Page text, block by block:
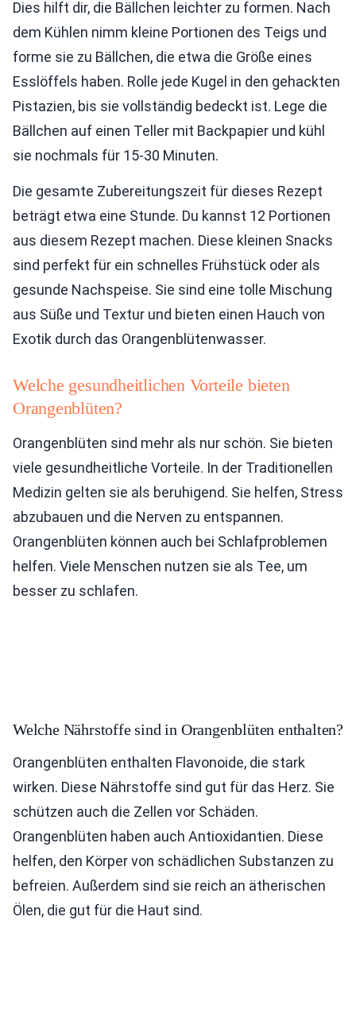
Dies hilft dir, die Bällchen leichter zu formen. Nach
dem Kühlen nimm kleine Portionen des Teigs und
forme sie zu Bällchen, die etwa die Größe eines
Esslöffels haben. Rolle jede Kugel in den gehackten
Pistazien, bis sie vollständig bedeckt ist. Lege die
Bällchen auf einen Teller mit Backpapier und kühl
sie nochmals für 15-30 Minuten.
Die gesamte Zubereitungszeit für dieses Rezept
beträgt etwa eine Stunde. Du kannst 12 Portionen
aus diesem Rezept machen. Diese kleinen Snacks
sind perfekt für ein schnelles Frühstück oder als
gesunde Nachspeise. Sie sind eine tolle Mischung
aus Süße und Textur und bieten einen Hauch von
Exotik durch das Orangenblütenwasser.
Welche gesundheitlichen Vorteile bieten
Orangenblüten?
Orangenblüten sind mehr als nur schön. Sie bieten
viele gesundheitliche Vorteile. In der Traditionellen
Medizin gelten sie als beruhigend. Sie helfen, Stress
abzubauen und die Nerven zu entspannen.
Orangenblüten können auch bei Schlafproblemen
helfen. Viele Menschen nutzen sie als Tee, um
besser zu schlafen.
Welche Nährstoffe sind in Orangenblüten enthalten?
Orangenblüten enthalten Flavonoide, die stark
wirken. Diese Nährstoffe sind gut für das Herz. Sie
schützen auch die Zellen vor Schäden.
Orangenblüten haben auch Antioxidantien. Diese
helfen, den Körper von schädlichen Substanzen zu
befreien. Außerdem sind sie reich an ätherischen
Ölen, die gut für die Haut sind.